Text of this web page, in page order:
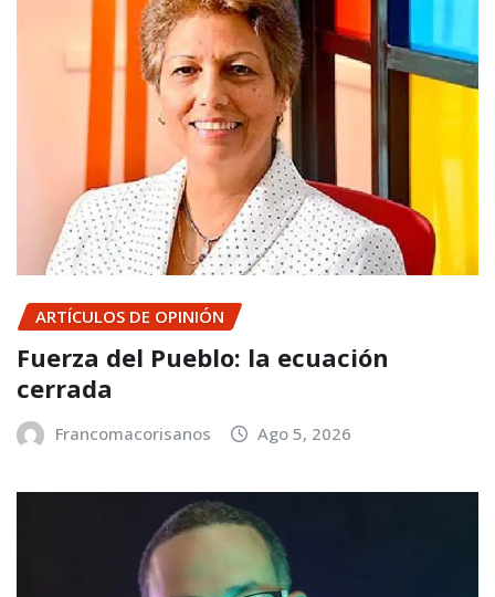
ARTÍCULOS DE OPINIÓN
Fuerza del Pueblo: la ecuación
cerrada
Francomacorisanos Ago 5, 2026